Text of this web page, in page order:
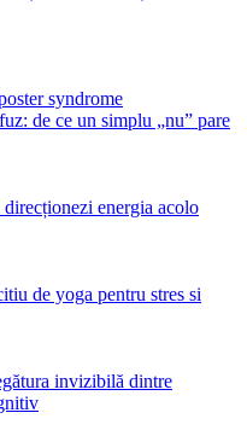
de ce un simplu „nu” pare
energia acolo
de yoga pentru stres si
invizibilă dintre